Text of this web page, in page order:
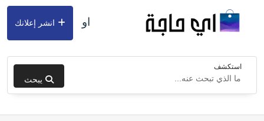
استكشف
يبحث
او انشر إعلانك